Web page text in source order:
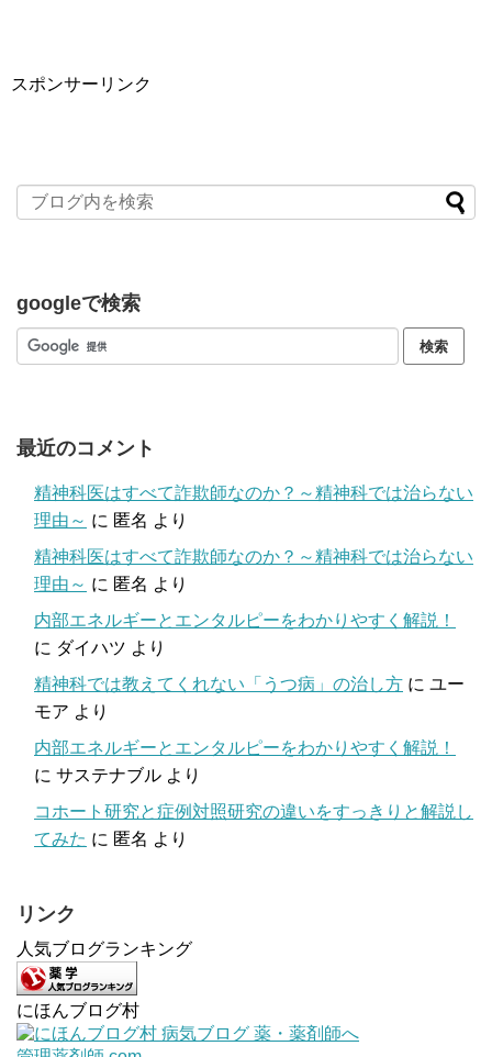
スポンサーリンク
googleで検索
最近のコメント
精神科医はすべて詐欺師なのか？～精神科では治らない
理由～ に 匿名 より
精神科医はすべて詐欺師なのか？～精神科では治らない
理由～ に 匿名 より
内部エネルギーとエンタルピーをわかりやすく解説！
に ダイハツ より
精神科では教えてくれない「うつ病」の治し方 に ユー
モア より
内部エネルギーとエンタルピーをわかりやすく解説！
に サステナブル より
コホート研究と症例対照研究の違いをすっきりと解説し
てみた に 匿名 より
リンク
人気ブログランキング
にほんブログ村